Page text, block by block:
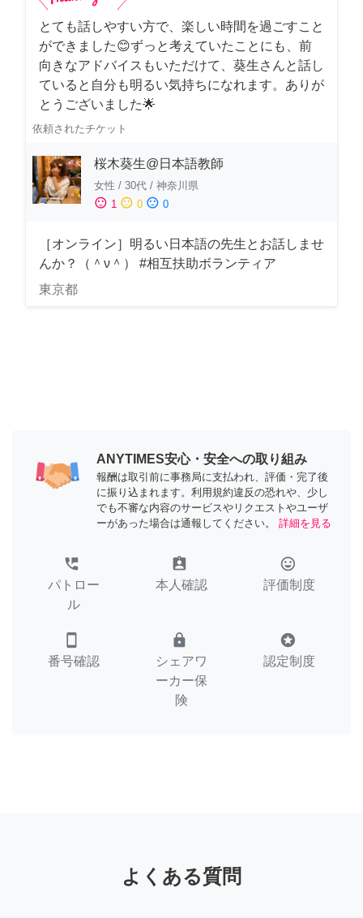
とても話しやすい方で、楽しい時間を過ごすこと
ができました😊ずっと考えていたことにも、前
向きなアドバイスもいただけて、葵生さんと話し
ていると自分も明るい気持ちになれます。ありが
とうございました🌟
依頼されたチケット
桜木葵生@日本語教師
女性 / 30代 / 神奈川県
sentiment_satisfied 1 sentiment_neutral 0 sentiment_dissatisfied 0
［オンライン］明るい日本語の先生とお話しませ
んか？（＾ν＾） #相互扶助ボランティア
東京都
ANYTIMES安心・安全への取り組み
報酬は取引前に事務局に支払われ、評価・完了後
に振り込まれます。利用規約違反の恐れや、少し
でも不審な内容のサービスやリクエストやユーザ
ーがあった場合は通報してください。
詳細を見る
perm_phone_msg
パトロー
ル
assignment_ind
本人確認
tag_faces
評価制度
smartphone
番号確認
lock
シェアワ
ーカー保
険
stars
認定制度
よくある質問